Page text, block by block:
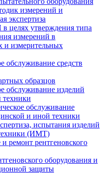
измерений и
экспертиза
целях утверждения типа
измерений в
и измерительных
обслуживание средств
образцов
обслуживание изделий
обслуживание
и иной техники
испытания изделий
(ИМТ)
ремонт рентгеновского
оборудования и
защиты